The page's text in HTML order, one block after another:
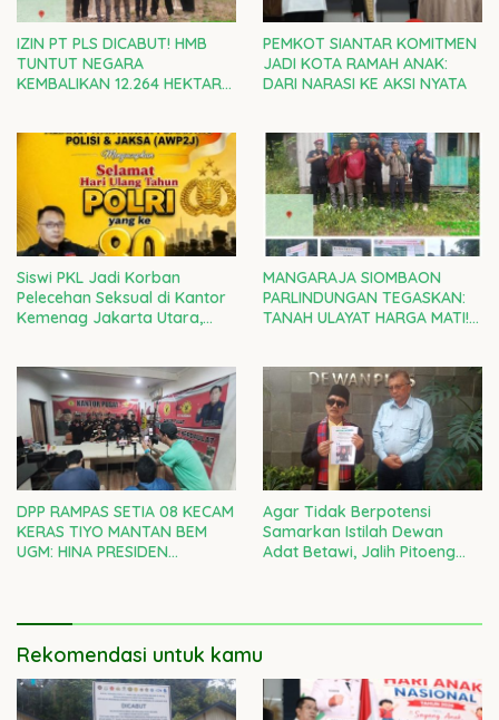
IZIN PT PLS DICABUT! HMB
TUNTUT NEGARA
KEMBALIKAN 12.264 HEKTARE
PEMKOT SIANTAR KOMITMEN
JADI KOTA RAMAH ANAK:
DARI NARASI KE AKSI NYATA
Siswi PKL Jadi Korban
Pelecehan Seksual di Kantor
Kemenag Jakarta Utara,
MANGARAJA SIOMBAON
PARLINDUNGAN TEGASKAN:
TANAH ULAYAT HARGA MATI!
PENJAJAHAN GAYA BARU
DPP RAMPAS SETIA 08 KECAM
KERAS TIYO MANTAN BEM
UGM: HINA PRESIDEN
Agar Tidak Berpotensi
Samarkan Istilah Dewan
Adat Betawi, Jalih Pitoeng
Rekomendasi untuk kamu